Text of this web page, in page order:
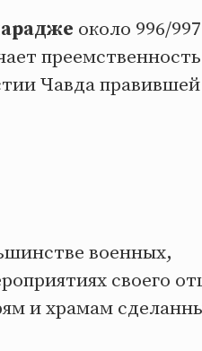
около 996/
Чавда правившей
военных,
своего
и храмам